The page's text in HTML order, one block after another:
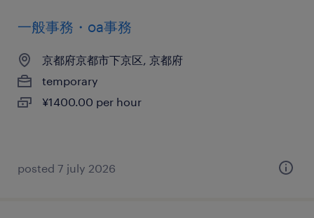
一般事務・oa事務
京都府京都市下京区, 京都府
temporary
¥1400.00 per hour
posted 7 july 2026